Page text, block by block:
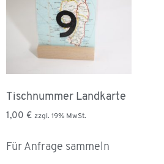
Tischnummer Landkarte
1,00 € zzgl. 19% MwSt.
Für Anfrage sammeln